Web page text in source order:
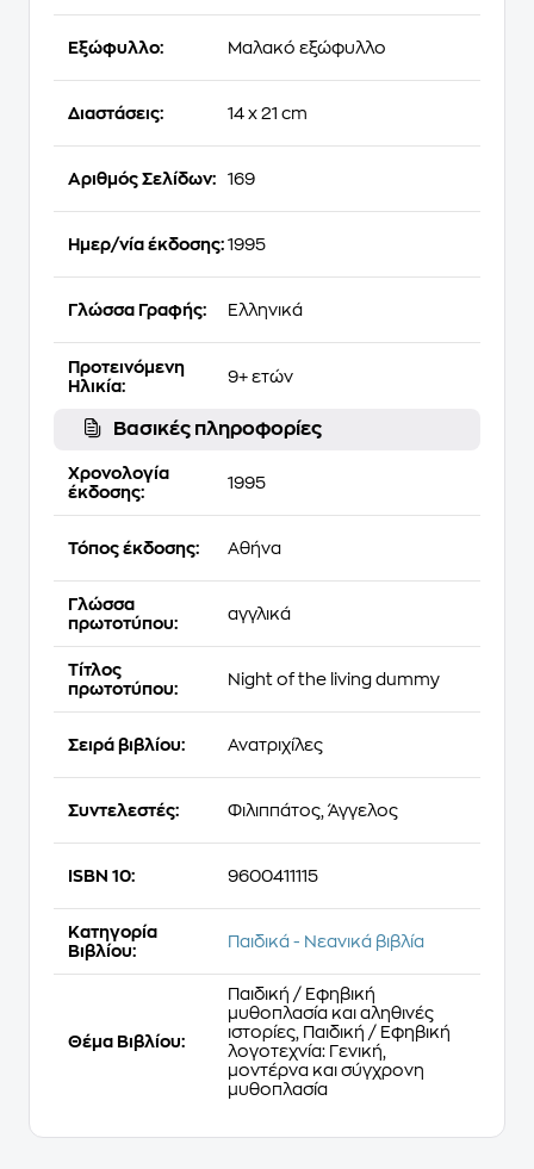
Εξώφυλλο: Μαλακό εξώφυλλο
Διαστάσεις: 14 x 21 cm
Αριθμός Σελίδων: 169
Ημερ/νία έκδοσης: 1995
Γλώσσα Γραφής: Ελληνικά
Προτεινόμενη
Ηλικία:
9+ ετών
Βασικές πληροφορίες
Χρονολογία
έκδοσης:
1995
Τόπος έκδοσης: Αθήνα
Γλώσσα
πρωτοτύπου:
αγγλικά
Τίτλος
πρωτοτύπου:
Night of the living dummy
Σειρά βιβλίου: Ανατριχίλες
Συντελεστές: Φιλιππάτος, Άγγελος
ISBN 10: 9600411115
Κατηγορία
Βιβλίου:
Παιδικά - Νεανικά βιβλία
Θέμα Βιβλίου:
Παιδική / Εφηβική
μυθοπλασία και αληθινές
ιστορίες, Παιδική / Εφηβική
λογοτεχνία: Γενική,
μοντέρνα και σύγχρονη
μυθοπλασία